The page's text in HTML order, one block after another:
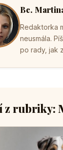
Bc.
Redaktorka
neusmála.
po rady, jak
z rubriky: